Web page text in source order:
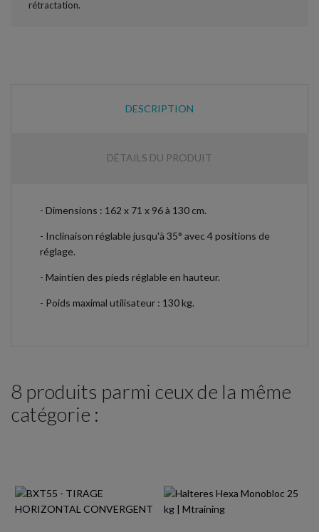
DESCRIPTION
DÉTAILS DU PRODUIT
- Dimensions : 162 x 71 x 96 à 130 cm.
- Inclinaison réglable jusqu'à 35° avec 4 positions de
réglage.
- Maintien des pieds réglable en hauteur.
- Poids maximal utilisateur : 130 kg.
8 produits parmi ceux de la même
catégorie :